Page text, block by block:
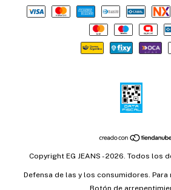
Copyright EG JEANS - 2026. Todos los
Defensa de las y los consumidores. Para
Botón de